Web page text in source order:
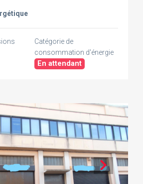
Catégorie de
consommation d'énergie
En attendant